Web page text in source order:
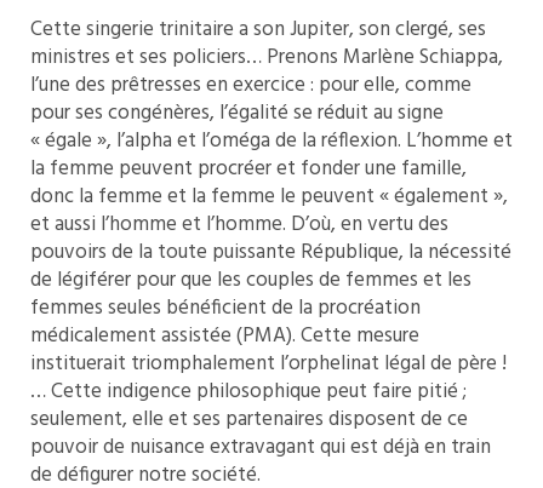
Cette singerie trinitaire a son Jupiter, son clergé, ses
ministres et ses policiers… Prenons Marlène Schiappa,
l’une des prêtresses en exercice : pour elle, comme
pour ses congénères, l’égalité se réduit au signe
« égale », l’alpha et l’oméga de la réflexion. L’homme et
la femme peuvent procréer et fonder une famille,
donc la femme et la femme le peuvent « également »,
et aussi l’homme et l’homme. D’où, en vertu des
pouvoirs de la toute puissante République, la nécessité
de légiférer pour que les couples de femmes et les
femmes seules bénéficient de la procréation
médicalement assistée (PMA). Cette mesure
instituerait triomphalement l’orphelinat légal de père !
… Cette indigence philosophique peut faire pitié ;
seulement, elle et ses partenaires disposent de ce
pouvoir de nuisance extravagant qui est déjà en train
de défigurer notre société.